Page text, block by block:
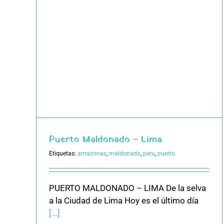
Puerto Maldonado – Lima
Etiquetas: amazonas, maldonado, peru, puerto
PUERTO MALDONADO – LIMA De la selva
a la Ciudad de Lima Hoy es el último día
[...]